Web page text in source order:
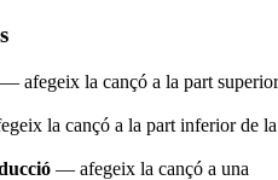
— afegeix la cançó a la part superior
la cançó a la part inferior de la
— afegeix la cançó a una